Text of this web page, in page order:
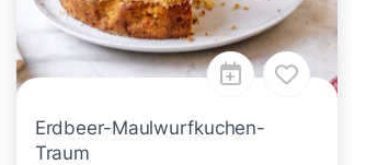
Erdbeer-Maulwurfkuchen-
Traum